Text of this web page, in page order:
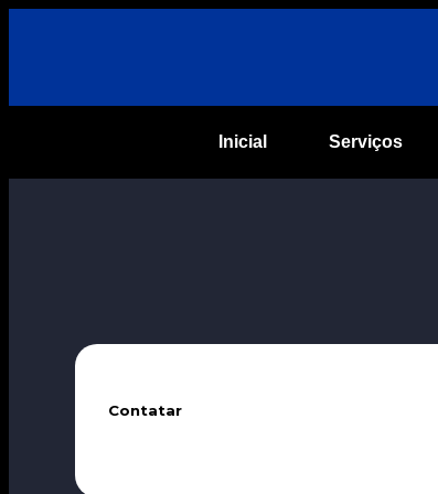
Inicial Serviços
Contatar